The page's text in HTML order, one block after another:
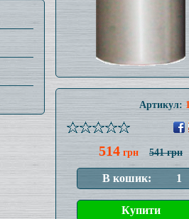
Артикул:
514 грн 541 грн